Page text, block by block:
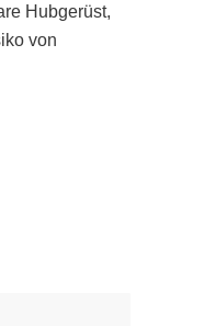
Hubgerüst,
von